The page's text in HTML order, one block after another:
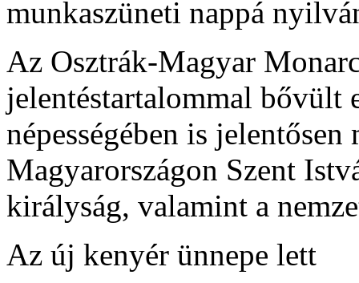
munkaszüneti nappá
Az Osztrák-Magyar
jelentéstartalommal bővült
népességében is
Magyarországon Szent
királyság, valamint a
Az új kenyér ünnepe lett